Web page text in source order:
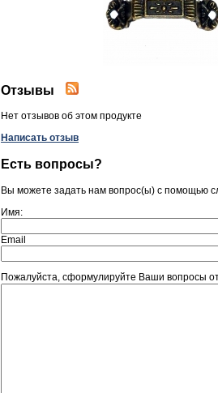
Отзывы
Нет отзывов об этом продукте
Написать отзыв
Есть вопросы?
Вы можете задать нам вопрос(ы) с помощью
Имя:
Email
Пожалуйста, сформулируйте Ваши вопросы